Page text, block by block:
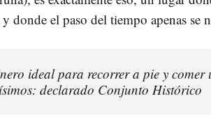
donde el paso del tiempo apenas se
ideal para recorrer a pie y comer
declarado Conjunto Histórico